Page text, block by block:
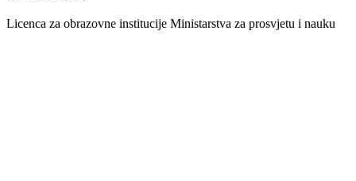
Licenca za obrazovne institucije Ministarstva za prosvjetu i nauku